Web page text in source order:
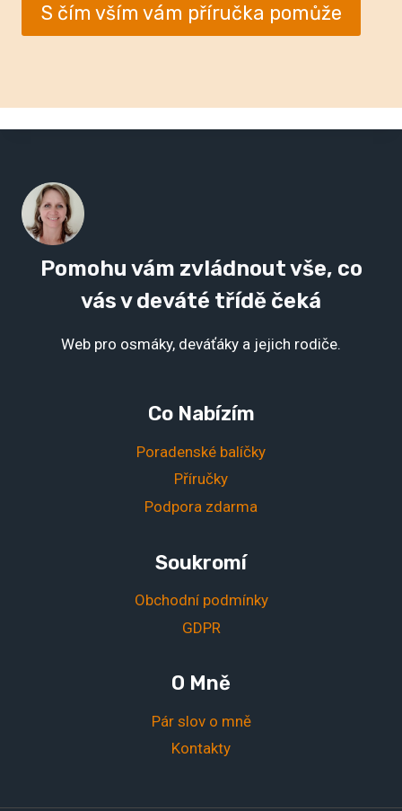
S čím vším vám příručka pomůže
Pomohu vám zvládnout vše, co
vás v deváté třídě čeká
Web pro osmáky, deváťáky a jejich rodiče.
Co Nabízím
Poradenské balíčky
Příručky
Podpora zdarma
Soukromí
Obchodní podmínky
GDPR
O Mně
Pár slov o mně
Kontakty